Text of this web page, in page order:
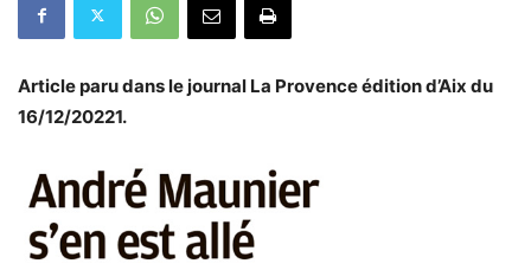
Article paru dans le journal La Provence édition d’Aix du
16/12/20221.